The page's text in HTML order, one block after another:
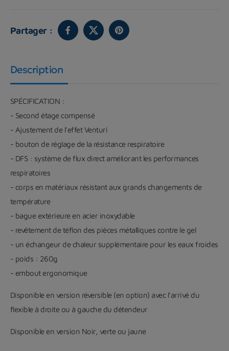
Partager :
Description
SPÉCIFICATION :
- Second étage compensé
- Ajustement de l'effet Venturi
- bouton de réglage de la résistance respiratoire
- DFS : système de flux direct améliorant les performances
respiratoires
- corps en matériaux résistant aux grands changements de
température
- bague extérieure en acier inoxydable
- revêtement de téflon des pièces métalliques contre le gel
- un échangeur de chaleur supplémentaire pour les eaux froides
- poids : 260g
- embout ergonomique
Disponible en version réversible (en option) avec l'arrivé du
flexible à droite ou à gauche du détendeur
Disponible en version Noir, verte ou jaune